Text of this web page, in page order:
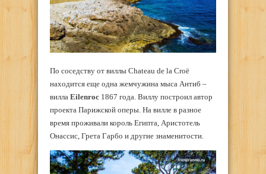
По соседству от виллы Chateau de la Croë
находится еще одна жемчужина мыса Антиб –
вилла Eilenroc 1867 года. Виллу построил автор
проекта Парижской оперы. На вилле в разное
время проживали король Египта, Аристотель
Онассис, Грета Гарбо и другие знаменитости.